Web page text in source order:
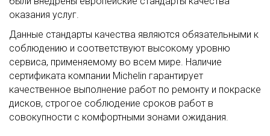
оказания услуг.
Данные стандарты качества являются обязательными к
соблюдению и соответствуют высокому уровню
сервиса, применяемому во всем мире. Наличие
сертификата компании Michelin гарантирует
качественное выполнение работ по ремонту и покраске
дисков, строгое соблюдение сроков работ в
совокупности с комфортными зонами ожидания.